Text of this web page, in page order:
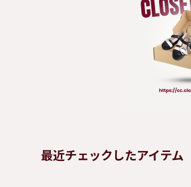
最近チェックしたアイテム